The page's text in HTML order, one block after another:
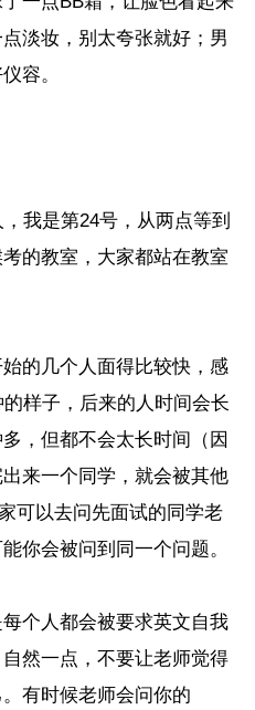
淡妆，别太夸张就好；男
容。
是第24号，从两点等到
的教室，大家都站在教室
几个人面得比较快，感
样子，后来的人时间会长
，但都不会太长时间（因
来一个同学，就会被其他
可以去问先面试的同学老
你会被问到同一个问题。
人都会被要求英文自我
然一点，不要让老师觉得
有时候老师会问你的